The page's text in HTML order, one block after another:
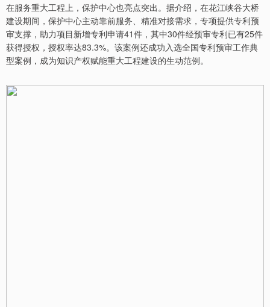
在服务重大工程上，保护中心也亮点突出。据介绍，在花江峡谷大桥
建设期间，保护中心主动靠前服务、精准对接需求，专项提供专利预
审支撑，助力项目新增专利申请41件，其中30件经预审专利已有25件
获得授权，授权率达83.3%。该案例还成功入选全国专利预审工作典
型案例，成为知识产权赋能重大工程建设的生动范例。